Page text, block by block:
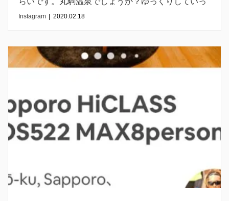
てください#kokiroom522 #vacationrental #sapporo
Instagram 2020.02.18